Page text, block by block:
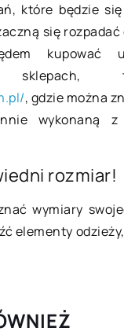
które będzie
się
kupować
, gdzie można
wykonaną
rozmiar!
wymiary
elementy